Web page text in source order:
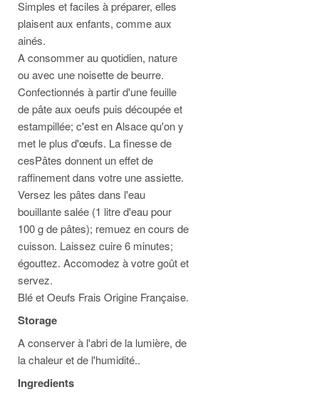
Simples et faciles à préparer, elles
plaisent aux enfants, comme aux
ainés.
A consommer au quotidien, nature
ou avec une noisette de beurre.
Confectionnés à partir d'une feuille
de pâte aux oeufs puis découpée et
estampillée; c'est en Alsace qu'on y
met le plus d'œufs. La finesse de
cesPâtes donnent un effet de
raffinement dans votre une assiette.
Versez les pâtes dans l'eau
bouillante salée (1 litre d'eau pour
100 g de pâtes); remuez en cours de
cuisson. Laissez cuire 6 minutes;
égouttez. Accomodez à votre goût et
servez.
Blé et Oeufs Frais Origine Française.
Storage
A conserver à l'abri de la lumière, de
la chaleur et de l'humidité..
Ingredients